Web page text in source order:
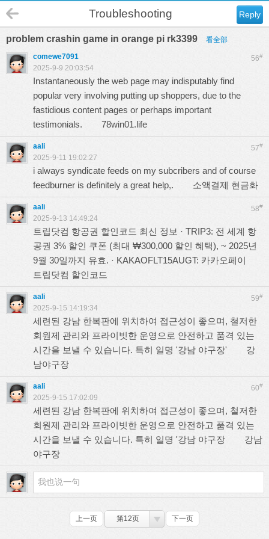
Reply
Troubleshooting
problem crashin game in orange pi rk3399 看全部
56#
comewe7091
2025-9-9 20:03:54
Instantaneously the web page may indisputably find
popular very involving putting up shoppers, due to the
fastidious content pages or perhaps important
testimonials. 78win01.life
57#
aali
2025-9-11 19:02:27
i always syndicate feeds on my subcribers and of course
feedburner is definitely a great help,. 소액결제 현금화
58#
aali
2025-9-13 14:49:24
트립닷컴 항공권 할인코드 최신 정보 · TRIP3: 전 세계 항
공권 3% 할인 쿠폰 (최대 ₩300,000 할인 혜택), ~ 2025년
9월 30일까지 유효. · KAKAOFLT15AUGT: 카카오페이
트립닷컴 할인코드
59#
aali
2025-9-15 14:19:34
세련된 강남 한복판에 위치하여 접근성이 좋으며, 철저한
회원제 관리와 프라이빗한 운영으로 안전하고 품격 있는
시간을 보낼 수 있습니다. 특히 일명 '강남 야구장' 강
남야구장
60#
aali
2025-9-15 17:02:09
세련된 강남 한복판에 위치하여 접근성이 좋으며, 철저한
회원제 관리와 프라이빗한 운영으로 안전하고 품격 있는
시간을 보낼 수 있습니다. 특히 일명 '강남 야구장 강남
야구장
上一页 第12页 下一页